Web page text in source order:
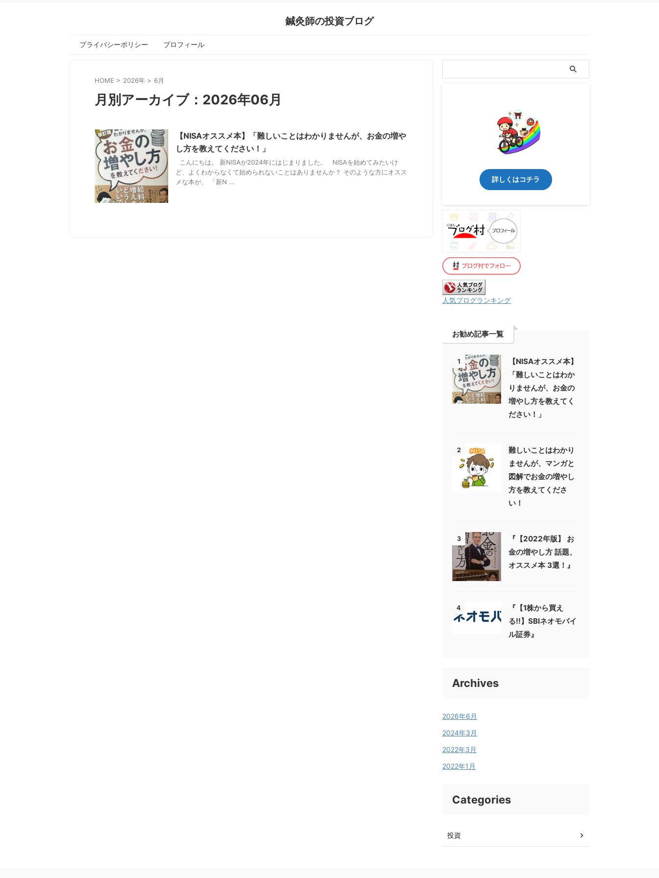
鍼灸師の投資ブログ
プライバシーポリシー プロフィール
HOME > 2026年 > 6月
月別アーカイブ：2026年06月
【NISAオススメ本】「難しいことはわかりませんが、お金の増や
し方を教えてください！」
こんにちは。 新NISAが2024年にはじまりました。 NISAを始めてみたいけ
ど、よくわからなくて始められないことはありませんか？ そのような方にオスス
メな本が、 「新N ...
詳しくはコチラ
人気ブログランキング
お勧め記事一覧
1
【NISAオススメ本】
「難しいことはわか
りませんが、お金の
増やし方を教えてく
ださい！」
2
難しいことはわかり
ませんが、マンガと
図解でお金の増やし
方を教えてくださ
い！
3
『【2022年版】 お
金の増やし方 話題、
オススメ本 3選！』
4
『【1株から買え
る!!】SBIネオモバイ
ル証券』
Archives
2026年6月
2024年3月
2022年3月
2022年1月
Categories
投資